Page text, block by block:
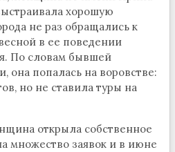
хорошую
не раз обращались к
в ее поведении
По словам бывшей
она попалась на воровстве:
но не ставила туры на
открыла собственное
множество заявок и в июне